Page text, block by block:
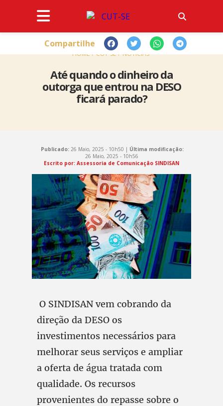
HOME CUT-SE NOTÍCIAS
Até quando o dinheiro da
outorga que entrou na DESO
ficará parado?
Compartilhe
Publicado: 26 Maio, 2025 - 10h50 | Última modificação:
26 Maio, 2025 - 10h56
Escrito por: Assessoria de Comunicação SINDISAN
O SINDISAN vem cobrando da
direção da DESO os
investimentos necessários para
melhorar seus serviços e ampliar
a oferta de água tratada com
qualidade. Os recursos
provenientes do repasse sobre o